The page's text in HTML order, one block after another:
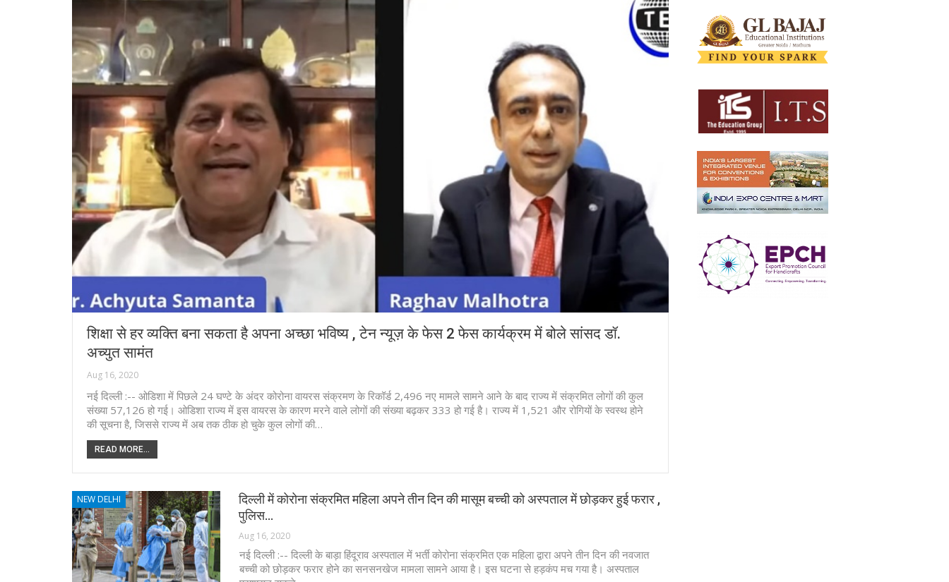
शिक्षा से हर व्यक्ति बना सकता है अपना अच्छा भविष्य , टेन न्यूज़ के फेस 2 फेस कार्यक्रम में बोले सांसद डॉ.
अच्युत सामंत
Aug 16, 2020
नई दिल्ली :-- ओडिशा में पिछले 24 घण्टे के अंदर कोरोना वायरस संक्रमण के रिकॉर्ड 2,496 नए मामले सामने आने के बाद राज्य में संक्रमित लोगों की कुल
संख्या 57,126 हो गई। ओडिशा राज्य में इस वायरस के कारण मरने वाले लोगों की संख्या बढ़कर 333 हो गई है। राज्य में 1,521 और रोगियों के स्वस्थ होने
की सूचना है, जिससे राज्य में अब तक ठीक हो चुके कुल लोगों की…
READ MORE...
NEW DELHI
दिल्ली में कोरोना संक्रमित महिला अपने तीन दिन की मासूम बच्ची को अस्पताल में छोड़कर हुई फरार ,
पुलिस…
Aug 16, 2020
नई दिल्ली :-- दिल्ली के बाड़ा हिंदूराव अस्पताल में भर्ती कोरोना संक्रमित एक महिला द्वारा अपने तीन दिन की नवजात
बच्ची को छोड़कर फरार होने का सनसनखेज मामला सामने आया है। इस घटना से हड़कंप मच गया है। अस्पताल